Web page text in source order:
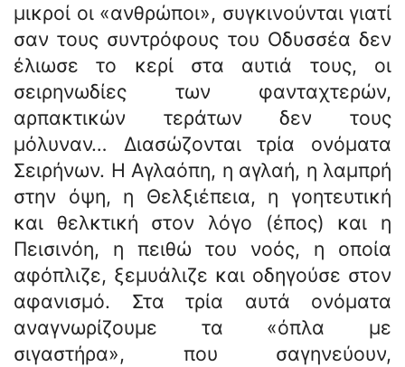
μικροί οι «ανθρώποι», συγκινούνται γιατί
σαν τους συντρόφους του Οδυσσέα δεν
έλιωσε το κερί στα αυτιά τους, οι
σειρηνωδίες των φανταχτερών,
αρπακτικών τεράτων δεν τους
μόλυναν… Διασώζονται τρία ονόματα
Σειρήνων. Η Αγλαόπη, η αγλαή, η λαμπρή
στην όψη, η Θελξιέπεια, η γοητευτική
και θελκτική στον λόγο (έπος) και η
Πεισινόη, η πειθώ του νοός, η οποία
αφόπλιζε, ξεμυάλιζε και οδηγούσε στον
αφανισμό. Στα τρία αυτά ονόματα
αναγνωρίζουμε τα «όπλα με
σιγαστήρα», που σαγηνεύουν,